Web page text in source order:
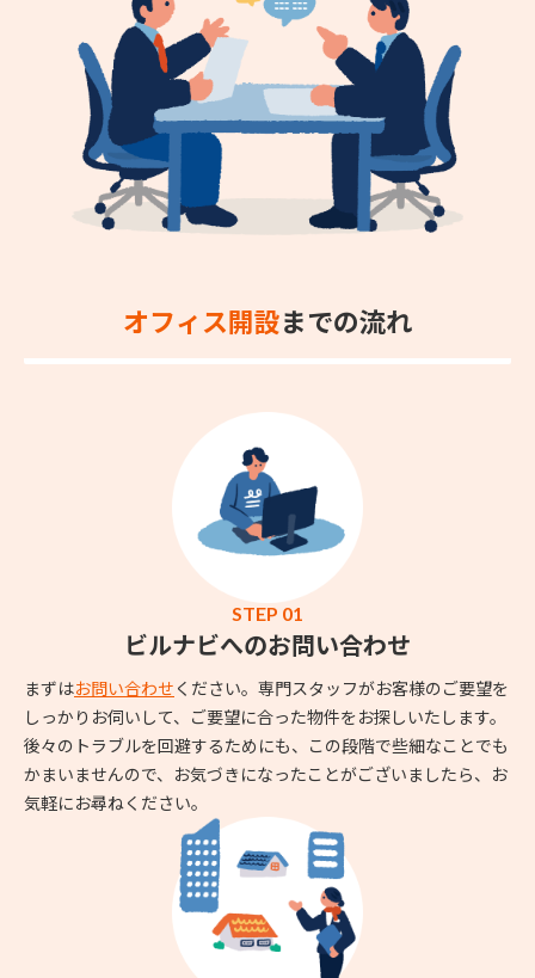
オフィス開設までの流れ
STEP 01
ビルナビへのお問い合わせ
まずはお問い合わせ ください。専門スタッフがお客様のご要望を
しっかりお伺いして、ご要望に合った物件をお探しいたします。
後々のトラブルを回避するためにも、この段階で些細なことでも
かまいませんので、お気づきになったことがございましたら、お
気軽にお尋ねください。